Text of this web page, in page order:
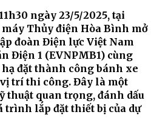
ngày 23/5/2025, tại
Thủy điện Hòa Bình mở
đoàn Điện lực Việt Nam
Điện 1 (EVNPMB1) cùng
đặt thành công bánh xe
vị trí thi công. Đây là một
thuật quan trọng, đánh dấu
trình lắp đặt thiết bị của dự